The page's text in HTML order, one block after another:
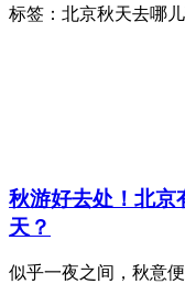
标签： 北京秋天去哪
秋游好去处！北京
天？
似乎一夜之间，秋意